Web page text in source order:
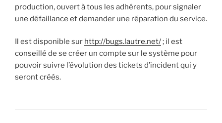
production, ouvert à tous les adhérents, pour signaler
une défaillance et demander une réparation du service.
Il est disponible sur http://bugs.lautre.net/; il est
conseillé de se créer un compte sur le système pour
pouvoir suivre l’évolution des tickets d’incident qui y
seront créés.